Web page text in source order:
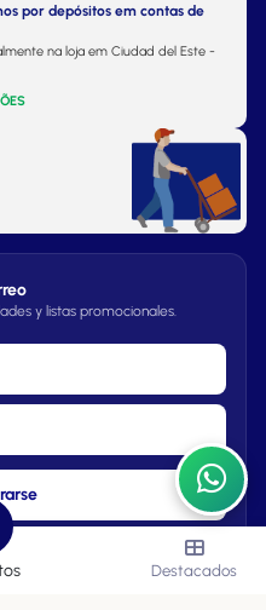
por depósitos em contas de
na loja em Ciudad del Este -
y listas promocionales.
Destacados